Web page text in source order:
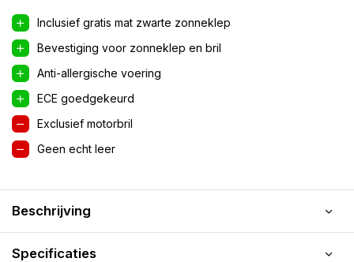
Inclusief gratis mat zwarte zonneklep
Bevestiging voor zonneklep en bril
Anti-allergische voering
ECE goedgekeurd
Exclusief motorbril
Geen echt leer
Beschrijving
Specificaties